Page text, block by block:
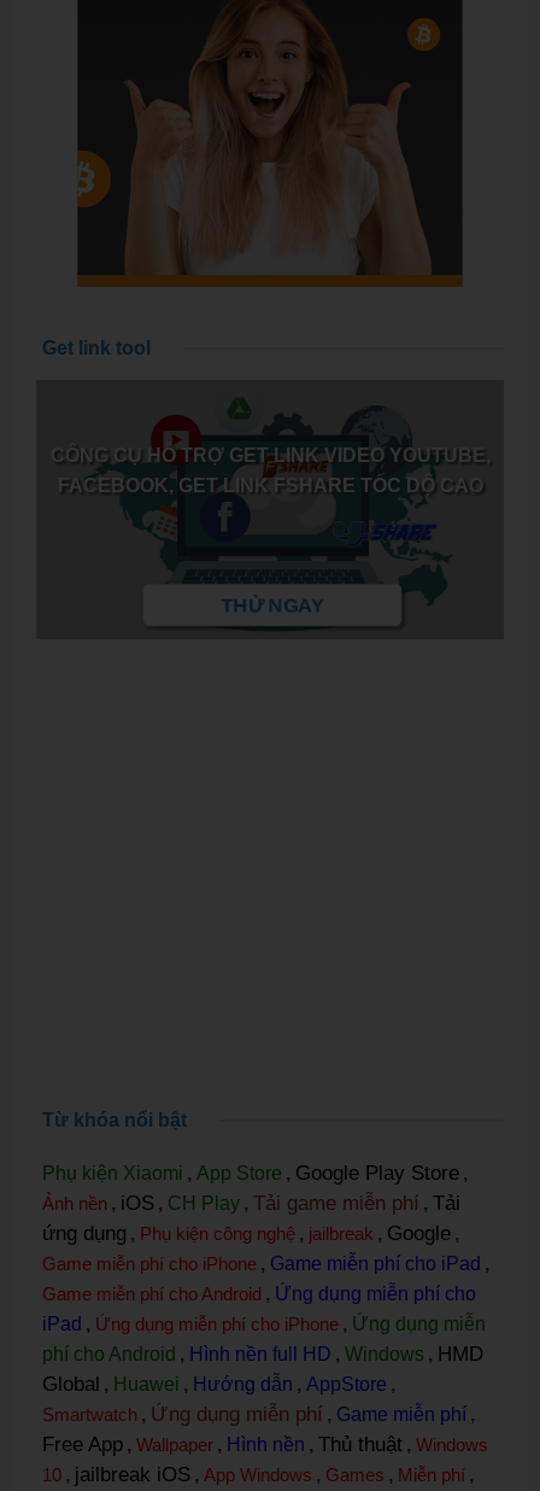
Get link tool
CÔNG CỤ HỖ TRỢ GET LINK VIDEO YOUTUBE,
FACEBOOK, GET LINK FSHARE TỐC DỘ CAO
THỬ NGAY
Từ khóa nổi bật
Phụ kiện Xiaomi , App Store , Google Play Store ,
Ảnh nền , iOS , CH Play , Tải game miễn phí , Tải
ứng dụng , Phụ kiện công nghệ , jailbreak , Google ,
Game miễn phí cho iPhone , Game miễn phí cho iPad ,
Game miễn phí cho Android , Ứng dụng miễn phí cho
iPad , Ứng dụng miễn phí cho iPhone , Ứng dụng miễn
phí cho Android , Hình nền full HD , Windows , HMD
Global , Huawei , Hướng dẫn , AppStore ,
Smartwatch , Ứng dụng miễn phí , Game miễn phí ,
Free App , Wallpaper , Hình nền , Thủ thuật , Windows
10 , jailbreak iOS , App Windows , Games , Miễn phí ,